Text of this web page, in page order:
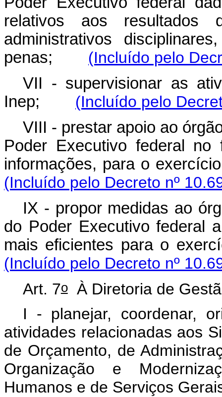
relativos aos resultados
administrativos
penas; (Incluído pelo
VII - supervisionar as
Inep; (Incluído pelo
VIII - prestar apoio ao
Poder Executivo federal no
informações, para o
(Incluído pelo Decreto nº
IX - propor medidas ao
do Poder Executivo federal
mais eficientes para o
(Incluído pelo Decreto nº
Art. 7oÀ Diretoria de
I - planejar, coordenar,
atividades relacionadas aos
de Orçamento, de
Organização e
Humanos e de Serviços